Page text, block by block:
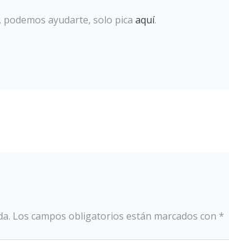
ayudarte, solo pica aquí.
Los campos obligatorios están marcados con *